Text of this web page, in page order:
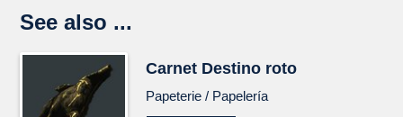
See also ...
Carnet Destino roto
Papeterie / Papelería